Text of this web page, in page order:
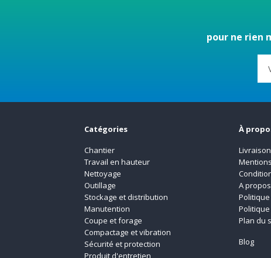
pour ne rien
Catégories
Chantier
Travail en hauteur
Nettoyage
Outillage
Stockage et distribution
Manutention
Coupe et forage
Compactage et vibration
Sécurité et protection
À
Livraison
A propos
Plan du
Blog